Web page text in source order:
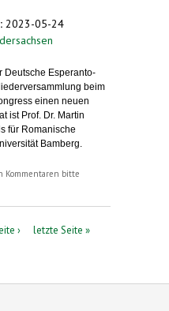
2023-05-24
Deutsche Esperanto-
beim
einen neuen
ist Prof. Dr. Martin
für Romanische
Bamberg.
Vorsitzenden des
Kommentaren bitte
› letzte Seite »